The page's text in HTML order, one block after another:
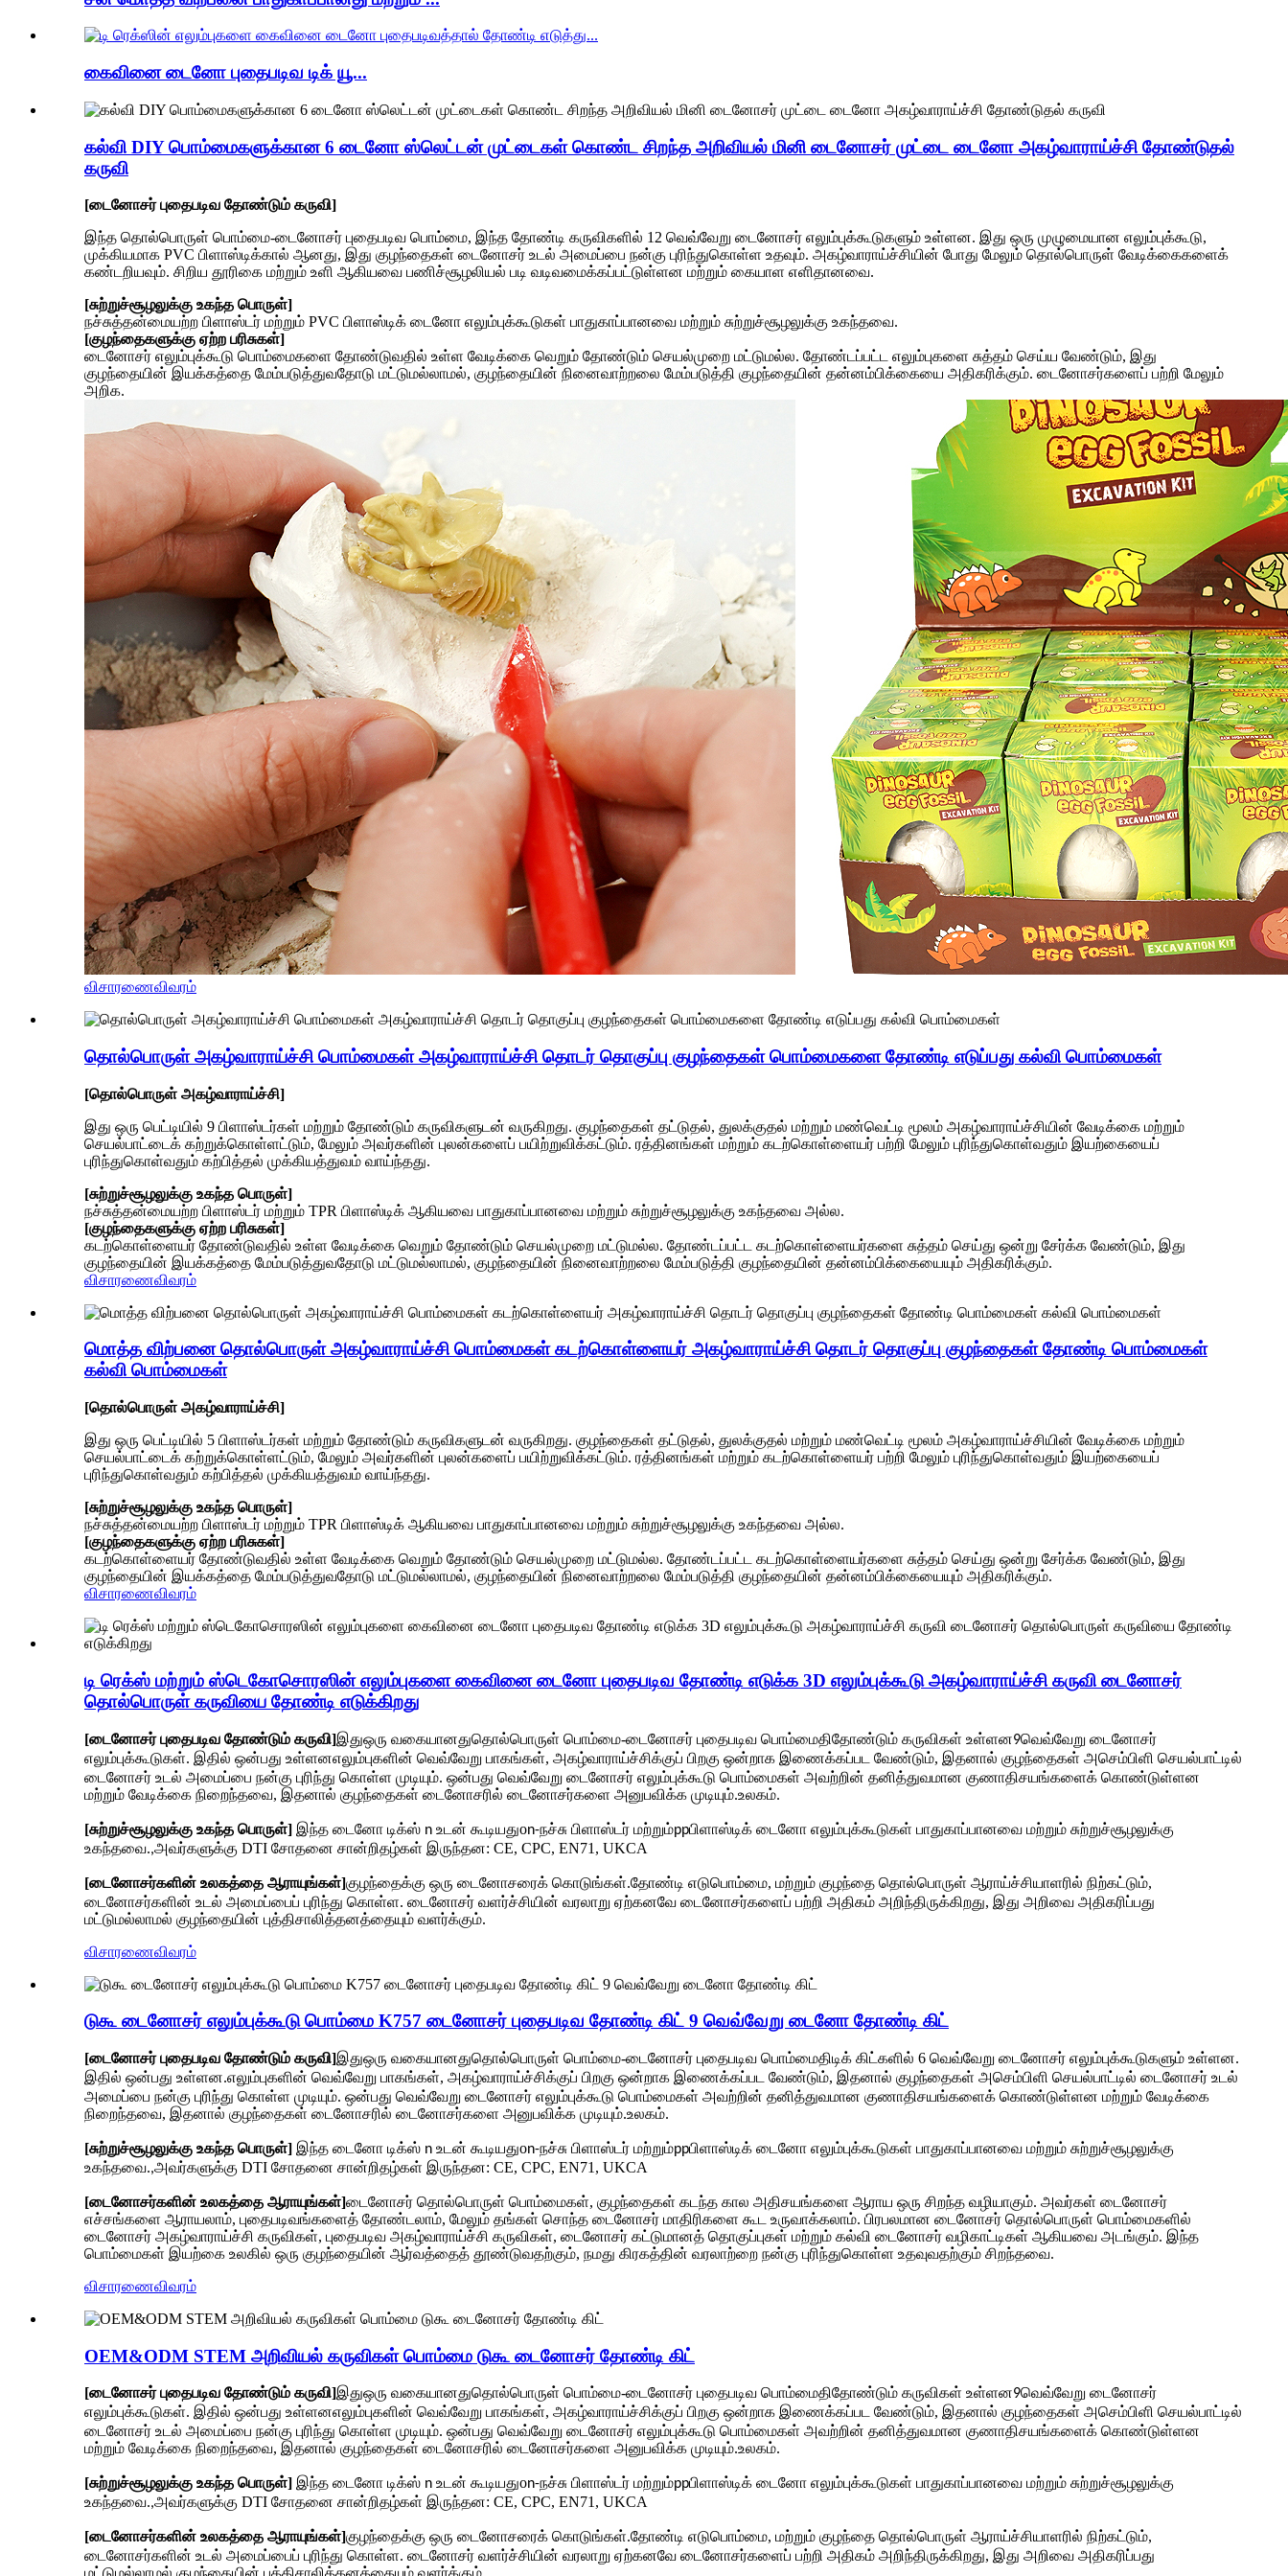
கைவினை டைனோ புதைபடிவ டிக் யூ...
கல்வி DIY பொம்மைகளுக்கான 6 டைனோ ஸ்லெட்டன் முட்டைகள் கொண்ட சிறந்த அறிவியல் மினி டைனோசர் முட்டை டைனோ அகழ்வாராய்ச்சி தோண்டுதல்
கருவி
[டைனோசர் புதைபடிவ தோண்டும் கருவி]
இந்த தொல்பொருள் பொம்மை-டைனோசர் புதைபடிவ பொம்மை, இந்த தோண்டி கருவிகளில் 12 வெவ்வேறு டைனோசர் எலும்புக்கூடுகளும் உள்ளன. இது ஒரு முழுமையான எலும்புக்கூடு,
முக்கியமாக PVC பிளாஸ்டிக்கால் ஆனது, இது குழந்தைகள் டைனோசர் உடல் அமைப்பை நன்கு புரிந்துகொள்ள உதவும். அகழ்வாராய்ச்சியின் போது மேலும் தொல்பொருள் வேடிக்கைகளைக்
கண்டறியவும். சிறிய தூரிகை மற்றும் உளி ஆகியவை பணிச்சூழலியல் படி வடிவமைக்கப்பட்டுள்ளன மற்றும் கையாள எளிதானவை.
[சுற்றுச்சூழலுக்கு உகந்த பொருள்]
நச்சுத்தன்மையற்ற பிளாஸ்டர் மற்றும் PVC பிளாஸ்டிக் டைனோ எலும்புக்கூடுகள் பாதுகாப்பானவை மற்றும் சுற்றுச்சூழலுக்கு உகந்தவை.
[குழந்தைகளுக்கு ஏற்ற பரிசுகள்]
டைனோசர் எலும்புக்கூடு பொம்மைகளை தோண்டுவதில் உள்ள வேடிக்கை வெறும் தோண்டும் செயல்முறை மட்டுமல்ல. தோண்டப்பட்ட எலும்புகளை சுத்தம் செய்ய வேண்டும், இது
குழந்தையின் இயக்கத்தை மேம்படுத்துவதோடு மட்டுமல்லாமல், குழந்தையின் நினைவாற்றலை மேம்படுத்தி குழந்தையின் தன்னம்பிக்கையை அதிகரிக்கும். டைனோசர்களைப் பற்றி மேலும்
அறிக.
விசாரணைவிவரம்
தொல்பொருள் அகழ்வாராய்ச்சி பொம்மைகள் அகழ்வாராய்ச்சி தொடர் தொகுப்பு குழந்தைகள் பொம்மைகளை தோண்டி எடுப்பது கல்வி பொம்மைகள்
[தொல்பொருள் அகழ்வாராய்ச்சி]
இது ஒரு பெட்டியில் 9 பிளாஸ்டர்கள் மற்றும் தோண்டும் கருவிகளுடன் வருகிறது. குழந்தைகள் தட்டுதல், துலக்குதல் மற்றும் மண்வெட்டி மூலம் அகழ்வாராய்ச்சியின் வேடிக்கை மற்றும்
செயல்பாட்டைக் கற்றுக்கொள்ளட்டும், மேலும் அவர்களின் புலன்களைப் பயிற்றுவிக்கட்டும். ரத்தினங்கள் மற்றும் கடற்கொள்ளையர் பற்றி மேலும் புரிந்துகொள்வதும் இயற்கையைப்
புரிந்துகொள்வதும் கற்பித்தல் முக்கியத்துவம் வாய்ந்தது.
[சுற்றுச்சூழலுக்கு உகந்த பொருள்]
நச்சுத்தன்மையற்ற பிளாஸ்டர் மற்றும் TPR பிளாஸ்டிக் ஆகியவை பாதுகாப்பானவை மற்றும் சுற்றுச்சூழலுக்கு உகந்தவை அல்ல.
[குழந்தைகளுக்கு ஏற்ற பரிசுகள்]
கடற்கொள்ளையர் தோண்டுவதில் உள்ள வேடிக்கை வெறும் தோண்டும் செயல்முறை மட்டுமல்ல. தோண்டப்பட்ட கடற்கொள்ளையர்களை சுத்தம் செய்து ஒன்று சேர்க்க வேண்டும், இது
குழந்தையின் இயக்கத்தை மேம்படுத்துவதோடு மட்டுமல்லாமல், குழந்தையின் நினைவாற்றலை மேம்படுத்தி குழந்தையின் தன்னம்பிக்கையையும் அதிகரிக்கும்.
விசாரணைவிவரம்
மொத்த விற்பனை தொல்பொருள் அகழ்வாராய்ச்சி பொம்மைகள் கடற்கொள்ளையர் அகழ்வாராய்ச்சி தொடர் தொகுப்பு குழந்தைகள் தோண்டி பொம்மைகள்
கல்வி பொம்மைகள்
[தொல்பொருள் அகழ்வாராய்ச்சி]
இது ஒரு பெட்டியில் 5 பிளாஸ்டர்கள் மற்றும் தோண்டும் கருவிகளுடன் வருகிறது. குழந்தைகள் தட்டுதல், துலக்குதல் மற்றும் மண்வெட்டி மூலம் அகழ்வாராய்ச்சியின் வேடிக்கை மற்றும்
செயல்பாட்டைக் கற்றுக்கொள்ளட்டும், மேலும் அவர்களின் புலன்களைப் பயிற்றுவிக்கட்டும். ரத்தினங்கள் மற்றும் கடற்கொள்ளையர் பற்றி மேலும் புரிந்துகொள்வதும் இயற்கையைப்
புரிந்துகொள்வதும் கற்பித்தல் முக்கியத்துவம் வாய்ந்தது.
[சுற்றுச்சூழலுக்கு உகந்த பொருள்]
நச்சுத்தன்மையற்ற பிளாஸ்டர் மற்றும் TPR பிளாஸ்டிக் ஆகியவை பாதுகாப்பானவை மற்றும் சுற்றுச்சூழலுக்கு உகந்தவை அல்ல.
[குழந்தைகளுக்கு ஏற்ற பரிசுகள்]
கடற்கொள்ளையர் தோண்டுவதில் உள்ள வேடிக்கை வெறும் தோண்டும் செயல்முறை மட்டுமல்ல. தோண்டப்பட்ட கடற்கொள்ளையர்களை சுத்தம் செய்து ஒன்று சேர்க்க வேண்டும், இது
குழந்தையின் இயக்கத்தை மேம்படுத்துவதோடு மட்டுமல்லாமல், குழந்தையின் நினைவாற்றலை மேம்படுத்தி குழந்தையின் தன்னம்பிக்கையையும் அதிகரிக்கும்.
விசாரணைவிவரம்
டி ரெக்ஸ் மற்றும் ஸ்டெகோசொரஸின் எலும்புகளை கைவினை டைனோ புதைபடிவ தோண்டி எடுக்க 3D எலும்புக்கூடு அகழ்வாராய்ச்சி கருவி டைனோசர்
தொல்பொருள் கருவியை தோண்டி எடுக்கிறது
[டைனோசர் புதைபடிவ தோண்டும் கருவி]இதுஒரு வகையானதுதொல்பொருள் பொம்மை-டைனோசர் புதைபடிவ பொம்மைதிதோண்டும் கருவிகள் உள்ளன9வெவ்வேறு டைனோசர்
எலும்புக்கூடுகள். இதில் ஒன்பது உள்ளனஎலும்புகளின் வெவ்வேறு பாகங்கள், அகழ்வாராய்ச்சிக்குப் பிறகு ஒன்றாக இணைக்கப்பட வேண்டும், இதனால் குழந்தைகள் அசெம்பிளி செயல்பாட்டில்
டைனோசர் உடல் அமைப்பை நன்கு புரிந்து கொள்ள முடியும். ஒன்பது வெவ்வேறு டைனோசர் எலும்புக்கூடு பொம்மைகள் அவற்றின் தனித்துவமான குணாதிசயங்களைக் கொண்டுள்ளன
மற்றும் வேடிக்கை நிறைந்தவை, இதனால் குழந்தைகள் டைனோசரில் டைனோசர்களை அனுபவிக்க முடியும்.உலகம்.
[சுற்றுச்சூழலுக்கு உகந்த பொருள்] இந்த டைனோ டிக்ஸ் n உடன் கூடியதுon-நச்சு பிளாஸ்டர் மற்றும்ppபிளாஸ்டிக் டைனோ எலும்புக்கூடுகள் பாதுகாப்பானவை மற்றும் சுற்றுச்சூழலுக்கு
உகந்தவை.,அவர்களுக்கு DTI சோதனை சான்றிதழ்கள் இருந்தன: CE, CPC, EN71, UKCA
[டைனோசர்களின் உலகத்தை ஆராயுங்கள்]குழந்தைக்கு ஒரு டைனோசரைக் கொடுங்கள்.தோண்டி எடுபொம்மை, மற்றும் குழந்தை தொல்பொருள் ஆராய்ச்சியாளரில் நிற்கட்டும்,
டைனோசர்களின் உடல் அமைப்பைப் புரிந்து கொள்ள. டைனோசர் வளர்ச்சியின் வரலாறு ஏற்கனவே டைனோசர்களைப் பற்றி அதிகம் அறிந்திருக்கிறது, இது அறிவை அதிகரிப்பது
மட்டுமல்லாமல் குழந்தையின் புத்திசாலித்தனத்தையும் வளர்க்கும்.
விசாரணைவிவரம்
டுகூ டைனோசர் எலும்புக்கூடு பொம்மை K757 டைனோசர் புதைபடிவ தோண்டி கிட் 9 வெவ்வேறு டைனோ தோண்டி கிட்
[டைனோசர் புதைபடிவ தோண்டும் கருவி]இதுஒரு வகையானதுதொல்பொருள் பொம்மை-டைனோசர் புதைபடிவ பொம்மைதிடிக் கிட்களில் 6 வெவ்வேறு டைனோசர் எலும்புக்கூடுகளும் உள்ளன.
இதில் ஒன்பது உள்ளன.எலும்புகளின் வெவ்வேறு பாகங்கள், அகழ்வாராய்ச்சிக்குப் பிறகு ஒன்றாக இணைக்கப்பட வேண்டும், இதனால் குழந்தைகள் அசெம்பிளி செயல்பாட்டில் டைனோசர் உடல்
அமைப்பை நன்கு புரிந்து கொள்ள முடியும். ஒன்பது வெவ்வேறு டைனோசர் எலும்புக்கூடு பொம்மைகள் அவற்றின் தனித்துவமான குணாதிசயங்களைக் கொண்டுள்ளன மற்றும் வேடிக்கை
நிறைந்தவை, இதனால் குழந்தைகள் டைனோசரில் டைனோசர்களை அனுபவிக்க முடியும்.உலகம்.
[சுற்றுச்சூழலுக்கு உகந்த பொருள்] இந்த டைனோ டிக்ஸ் n உடன் கூடியதுon-நச்சு பிளாஸ்டர் மற்றும்ppபிளாஸ்டிக் டைனோ எலும்புக்கூடுகள் பாதுகாப்பானவை மற்றும் சுற்றுச்சூழலுக்கு
உகந்தவை.,அவர்களுக்கு DTI சோதனை சான்றிதழ்கள் இருந்தன: CE, CPC, EN71, UKCA
[டைனோசர்களின் உலகத்தை ஆராயுங்கள்]டைனோசர் தொல்பொருள் பொம்மைகள், குழந்தைகள் கடந்த கால அதிசயங்களை ஆராய ஒரு சிறந்த வழியாகும். அவர்கள் டைனோசர்
எச்சங்களை ஆராயலாம், புதைபடிவங்களைத் தோண்டலாம், மேலும் தங்கள் சொந்த டைனோசர் மாதிரிகளை கூட உருவாக்கலாம். பிரபலமான டைனோசர் தொல்பொருள் பொம்மைகளில்
டைனோசர் அகழ்வாராய்ச்சி கருவிகள், புதைபடிவ அகழ்வாராய்ச்சி கருவிகள், டைனோசர் கட்டுமானத் தொகுப்புகள் மற்றும் கல்வி டைனோசர் வழிகாட்டிகள் ஆகியவை அடங்கும். இந்த
பொம்மைகள் இயற்கை உலகில் ஒரு குழந்தையின் ஆர்வத்தைத் தூண்டுவதற்கும், நமது கிரகத்தின் வரலாற்றை நன்கு புரிந்துகொள்ள உதவுவதற்கும் சிறந்தவை.
விசாரணைவிவரம்
OEM&ODM STEM அறிவியல் கருவிகள் பொம்மை டுகூ டைனோசர் தோண்டி கிட்
[டைனோசர் புதைபடிவ தோண்டும் கருவி]இதுஒரு வகையானதுதொல்பொருள் பொம்மை-டைனோசர் புதைபடிவ பொம்மைதிதோண்டும் கருவிகள் உள்ளன9வெவ்வேறு டைனோசர்
எலும்புக்கூடுகள். இதில் ஒன்பது உள்ளனஎலும்புகளின் வெவ்வேறு பாகங்கள், அகழ்வாராய்ச்சிக்குப் பிறகு ஒன்றாக இணைக்கப்பட வேண்டும், இதனால் குழந்தைகள் அசெம்பிளி செயல்பாட்டில்
டைனோசர் உடல் அமைப்பை நன்கு புரிந்து கொள்ள முடியும். ஒன்பது வெவ்வேறு டைனோசர் எலும்புக்கூடு பொம்மைகள் அவற்றின் தனித்துவமான குணாதிசயங்களைக் கொண்டுள்ளன
மற்றும் வேடிக்கை நிறைந்தவை, இதனால் குழந்தைகள் டைனோசரில் டைனோசர்களை அனுபவிக்க முடியும்.உலகம்.
[சுற்றுச்சூழலுக்கு உகந்த பொருள்] இந்த டைனோ டிக்ஸ் n உடன் கூடியதுon-நச்சு பிளாஸ்டர் மற்றும்ppபிளாஸ்டிக் டைனோ எலும்புக்கூடுகள் பாதுகாப்பானவை மற்றும் சுற்றுச்சூழலுக்கு
உகந்தவை.,அவர்களுக்கு DTI சோதனை சான்றிதழ்கள் இருந்தன: CE, CPC, EN71, UKCA
[டைனோசர்களின் உலகத்தை ஆராயுங்கள்]குழந்தைக்கு ஒரு டைனோசரைக் கொடுங்கள்.தோண்டி எடுபொம்மை, மற்றும் குழந்தை தொல்பொருள் ஆராய்ச்சியாளரில் நிற்கட்டும்,
டைனோசர்களின் உடல் அமைப்பைப் புரிந்து கொள்ள. டைனோசர் வளர்ச்சியின் வரலாறு ஏற்கனவே டைனோசர்களைப் பற்றி அதிகம் அறிந்திருக்கிறது, இது அறிவை அதிகரிப்பது